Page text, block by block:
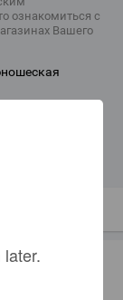
ознакомиться с
Вашего
Ваш прайс-лист